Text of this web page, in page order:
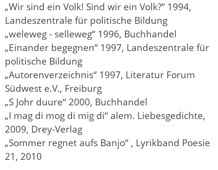
„Wir sind ein Volk! Sind wir ein Volk?“ 1994,
Landeszentrale für politische Bildung
„weleweg - selleweg“ 1996, Buchhandel
„Einander begegnen“ 1997, Landeszentrale für
politische Bildung
„Autorenverzeichnis“ 1997, Literatur Forum
Südwest e.V., Freiburg
„S Johr duure“ 2000, Buchhandel
„I mag di mog di mig di“ alem. Liebesgedichte,
2009, Drey-Verlag
„Sommer regnet aufs Banjo“ , Lyrikband Poesie
21, 2010